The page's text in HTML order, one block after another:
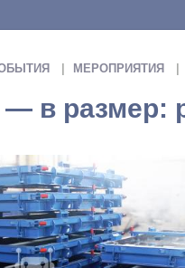
МЕРОПРИЯТИЯ
в размер: